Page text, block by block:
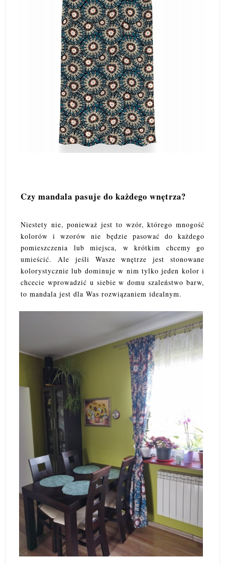
Czy mandala pasuje do każdego wnętrza?
Niestety nie, ponieważ jest to wzór, którego mnogość
kolorów i wzorów nie będzie pasować do każdego
pomieszczenia lub miejsca, w krótkim chcemy go
umieścić. Ale jeśli Wasze wnętrze jest stonowane
kolorystycznie lub dominuje w nim tylko jeden kolor i
chcecie wprowadzić u siebie w domu szaleństwo barw,
to mandala jest dla Was rozwiązaniem idealnym.